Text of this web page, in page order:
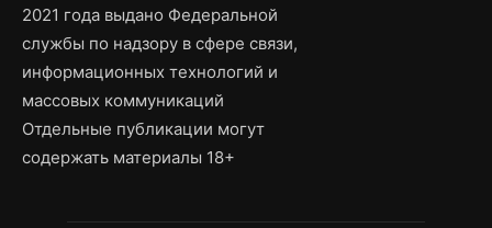
2021 года выдано Федеральной
службы по надзору в сфере связи,
информационных технологий и
массовых коммуникаций
Отдельные публикации могут
содержать материалы 18+